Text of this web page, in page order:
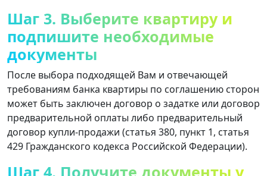
Шаг 3. Выберите квартиру и
подпишите необходимые
документы
После выбора подходящей Вам и отвечающей
требованиям банка квартиры по соглашению сторон
может быть заключен договор о задатке или договор
предварительной оплаты либо предварительный
договор купли-продажи (статья 380, пункт 1, статья
429 Гражданского кодекса Российской Федерации).
Шаг 4. Получите документы у